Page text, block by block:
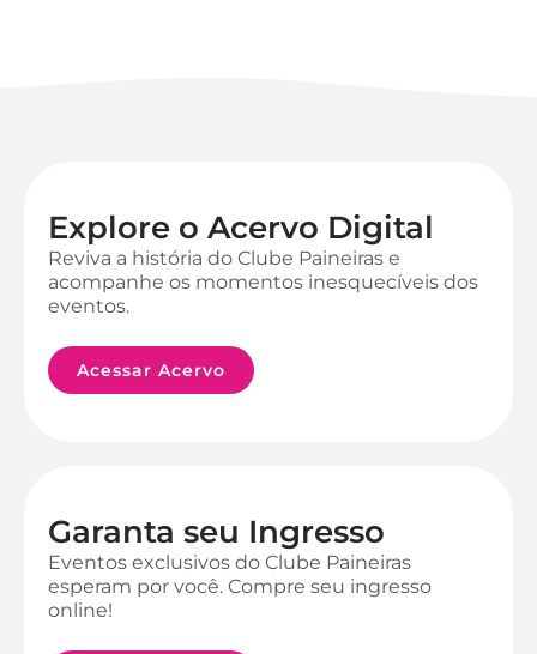
Explore o Acervo Digital
Reviva a história do Clube Paineiras e
acompanhe os momentos inesquecíveis dos
eventos.
Acessar Acervo
Garanta seu Ingresso
Eventos exclusivos do Clube Paineiras
esperam por você. Compre seu ingresso
online!